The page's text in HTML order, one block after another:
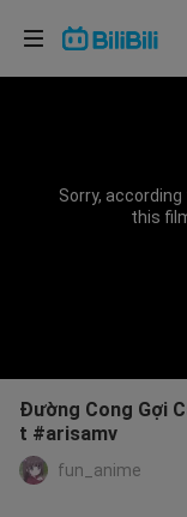
Sorry,
this
Đường Cong Gợi
t #arisamv
fun_anime
Choose